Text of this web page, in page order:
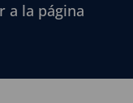
a la página